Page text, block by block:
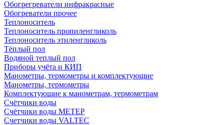
Обогрегреватели инфракрасные
Обогреватели прочее
Теплоноситель
Теплоноситель пропиленгликоль
Теплоноситель этиленгликоль
Тёплый пол
Водяной теплый пол
Приборы учёта и КИП
Манометры, термометры и комплектующие
Манометры, термометры
Комплектующие к манометрам, термометрам
Счётчики воды
Счётчики воды МЕТЕР
Счетчики воды VALTEC